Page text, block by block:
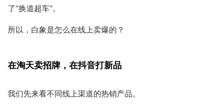
了“换道超车”。
所以，白象是怎么在线上卖爆的？
在淘天卖招牌，在抖音打新品
我们先来看不同线上渠道的热销产品。